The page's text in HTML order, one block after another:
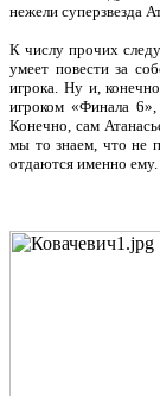
нежели суперзвезда
К числу прочих
умеет повести за
игрока. Ну и,
игроком «Финала
Конечно, сам
мы то знаем, что не
отдаются именно ему.